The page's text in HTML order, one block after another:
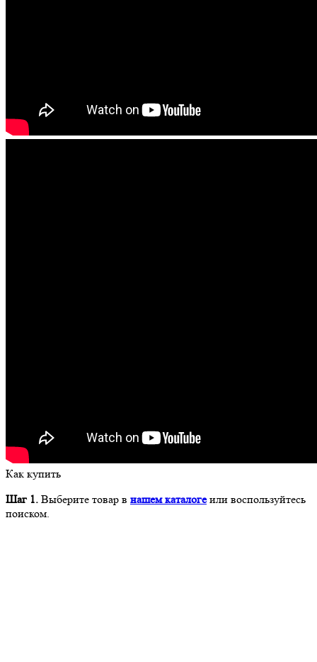
Как купить
Шаг 1. Выберите товар в нашем каталогеили воспользуйтесь
поиском.